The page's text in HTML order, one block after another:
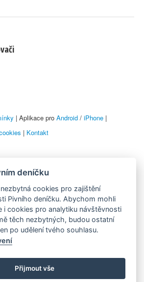
| Aplikace pro Android / iPhone |
| Kontakt
aka Emka
zdroj, který není spjat s žádným
deníčku
cookies pro zajištění
Pivního deníčku. Abychom mohli
i cookies pro analytiku návštěvnosti
těch nezbytných, budou ostatní
po udělení tvého souhlasu.
Přijmout vše